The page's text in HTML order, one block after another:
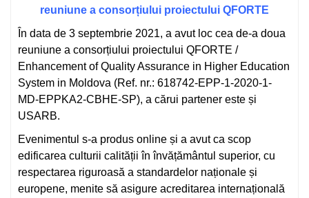
reuniune a consorțiului proiectului QFORTE
În data de 3 septembrie 2021, a avut loc cea de-a doua
reuniune a consorțiului proiectului QFORTE /
Enhancement of Quality Assurance in Higher Education
System in Moldova (Ref. nr.: 618742-EPP-1-2020-1-
MD-EPPKA2-CBHE-SP), a cărui partener este și
USARB.
Evenimentul s-a produs online și a avut ca scop
edificarea culturii calității în învățământul superior, cu
respectarea riguroasă a standardelor naționale și
europene, menite să asigure acreditarea internațională